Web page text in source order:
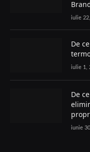
iulie
De
iulie 1,
De
iunie